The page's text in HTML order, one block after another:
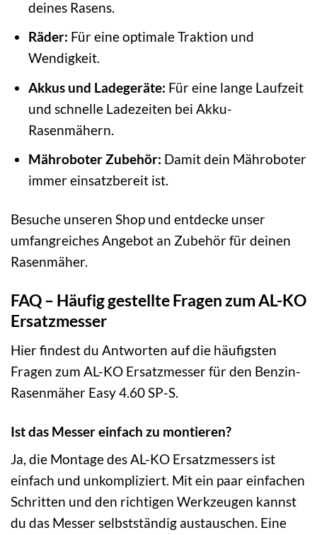
deines Rasens.
Räder: Für eine optimale Traktion und
Wendigkeit.
Akkus und Ladegeräte: Für eine lange Laufzeit
und schnelle Ladezeiten bei Akku-
Rasenmähern.
Mähroboter Zubehör: Damit dein Mähroboter
immer einsatzbereit ist.
Besuche unseren Shop und entdecke unser
umfangreiches Angebot an Zubehör für deinen
Rasenmäher.
FAQ – Häufig gestellte Fragen zum AL-KO
Ersatzmesser
Hier findest du Antworten auf die häufigsten
Fragen zum AL-KO Ersatzmesser für den Benzin-
Rasenmäher Easy 4.60 SP-S.
Ist das Messer einfach zu montieren?
Ja, die Montage des AL-KO Ersatzmessers ist
einfach und unkompliziert. Mit ein paar einfachen
Schritten und den richtigen Werkzeugen kannst
du das Messer selbstständig austauschen. Eine